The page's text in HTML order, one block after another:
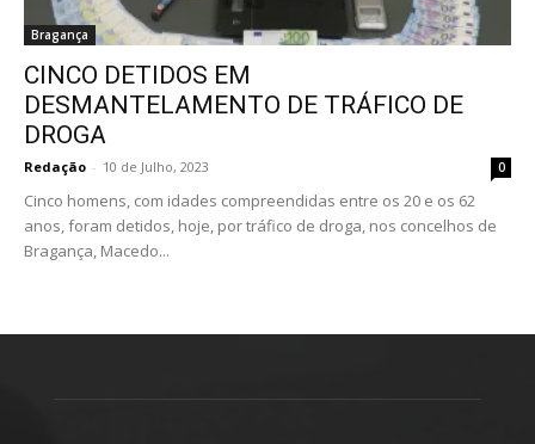
Bragança
CINCO DETIDOS EM
DESMANTELAMENTO DE TRÁFICO DE
DROGA
Redação - 10 de Julho, 2023 0
Cinco homens, com idades compreendidas entre os 20 e os 62
anos, foram detidos, hoje, por tráfico de droga, nos concelhos de
Bragança, Macedo...